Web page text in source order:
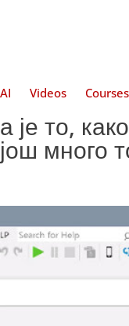
AI Videos Courses
је то,
много